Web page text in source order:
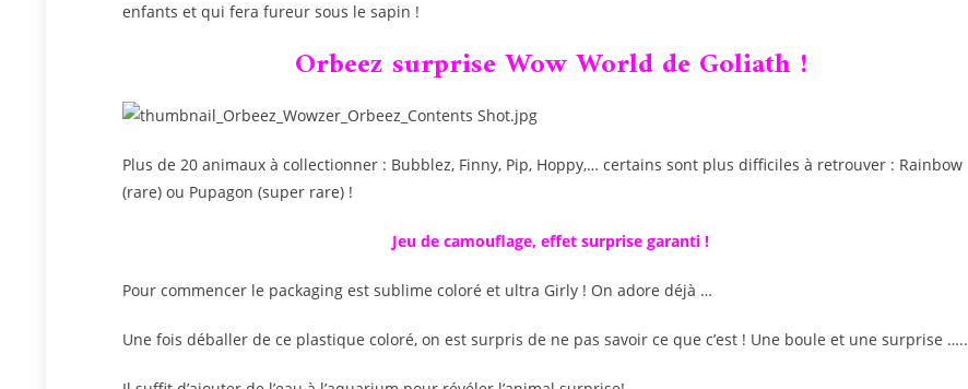
enfants et qui fera fureur sous le sapin !
Orbeez surprise Wow World de Goliath !
Plus de 20 animaux à collectionner : Bubblez, Finny, Pip, Hoppy,… certains sont plus difficiles à retrouver : Rainbow
(rare) ou Pupagon (super rare) !
Jeu de camouflage, effet surprise garanti !
Pour commencer le packaging est sublime coloré et ultra Girly ! On adore déjà …
Une fois déballer de ce plastique coloré, on est surpris de ne pas savoir ce que c’est ! Une boule et une surprise …..